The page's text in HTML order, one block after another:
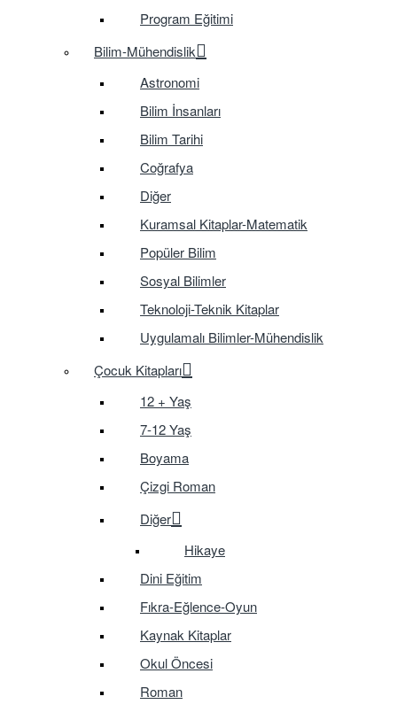
Program Eğitimi
Bilim-Mühendislik
Astronomi
Bilim İnsanları
Bilim Tarihi
Coğrafya
Diğer
Kuramsal Kitaplar-Matematik
Popüler Bilim
Sosyal Bilimler
Teknoloji-Teknik Kitaplar
Uygulamalı Bilimler-Mühendislik
Çocuk Kitapları
12 + Yaş
7-12 Yaş
Boyama
Çizgi Roman
Diğer
Hikaye
Dini Eğitim
Fıkra-Eğlence-Oyun
Kaynak Kitaplar
Okul Öncesi
Roman